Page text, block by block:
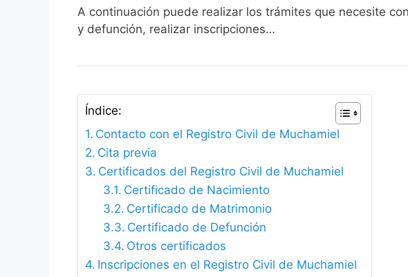
A continuación puede realizar los trámites que necesite
y defunción, realizar inscripciones…
Índice:
Contacto con el Registro Civil de Muchamiel
Cita previa
Certificados del Registro Civil de Muchamiel
Certificado de Nacimiento
Certificado de Matrimonio
Certificado de Defunción
Otros certificados
Inscripciones en el Registro Civil de Muchamiel